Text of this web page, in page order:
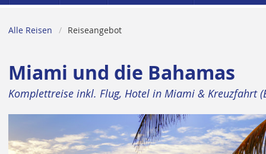
Alle Reisen Reiseangebot
Miami und die Bahamas
Komplettreise inkl. Flug, Hotel in Miami & Kreuzfahrt